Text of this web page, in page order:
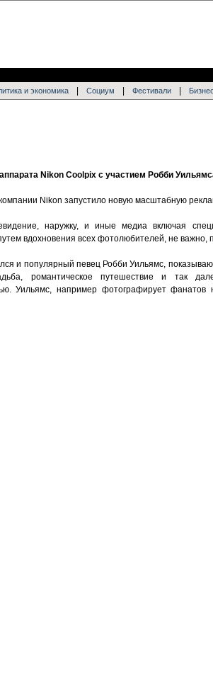
и экономика Социум Фестивали
Nikon Coolpix с участием Робби
Nikon запустило новую масштабную
наружку, и иные медиа включая
вдохновения всех фотолюбителей, не важно,
и популярный певец Робби Уильямс,
романтическое путешествие и так
Уильямс, например фотографирует фанатов